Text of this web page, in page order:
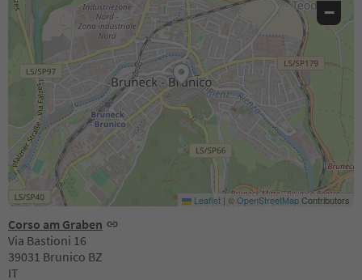
Corso am Graben
Via Bastioni 16
39031 Brunico BZ
IT
−
Leaflet | ©OpenStreetMapContributors